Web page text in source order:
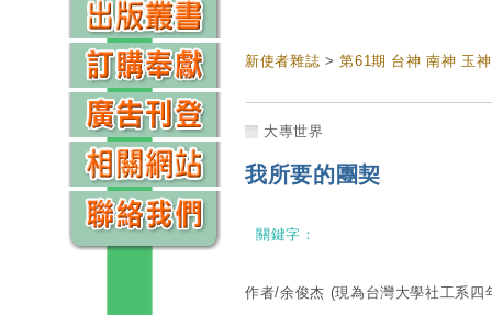
新使者雜誌 >第61期 台神 南神 玉
大專世界
我所要的團契
關鍵字：
作者/余俊杰 (現為台灣大學社工系四